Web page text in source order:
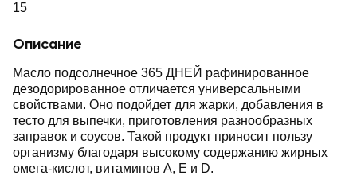
15
Описание
Масло подсолнечное 365 ДНЕЙ рафинированное
дезодорированное отличается универсальными
свойствами. Оно подойдет для жарки, добавления в
тесто для выпечки, приготовления разнообразных
заправок и соусов. Такой продукт приносит пользу
организму благодаря высокому содержанию жирных
омега-кислот, витаминов А, Е и D.